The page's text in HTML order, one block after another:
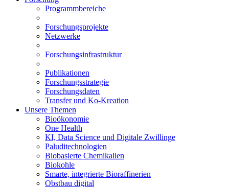
Programmbereiche
Forschungsprojekte
Netzwerke
Forschungsinfrastruktur
Publikationen
Forschungsstrategie
Forschungsdaten
Transfer und Ko-Kreation
Unsere Themen
Bioökonomie
One Health
KI, Data Science und Digitale Zwillinge
Paluditechnologien
Biobasierte Chemikalien
Biokohle
Smarte, integrierte Bioraffinerien
Obstbau digital